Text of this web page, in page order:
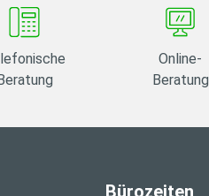
Online-
Beratung
Bürozeiten